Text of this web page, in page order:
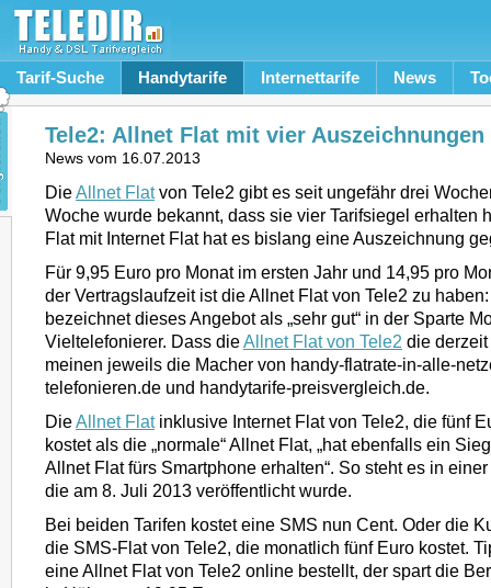
Tarif-Suche Handytarife Internettarife News
Tele2: Allnet Flat mit vier Auszeichnungen
News vom 16.07.2013
DieAllnet Flatvon Tele2 gibt es seit ungefähr drei
Woche wurde bekannt, dass sie vier Tarifsiegel erhalten
Flat mit Internet Flat hat es bislang eine Auszeichnung
Für 9,95 Euro pro Monat im ersten Jahr und 14,95 pro
der Vertragslaufzeit ist die Allnet Flat von Tele2 zu
bezeichnet dieses Angebot als „sehr gut“ in der Sparte
Vieltelefonierer. Dass dieAllnet Flat von Tele2 die
meinen jeweils die Macher von handy-flatrate-in-alle-
telefonieren.de und handytarife-preisvergleich.de.
DieAllnet Flatinklusive Internet Flat von Tele2, die fünf
kostet als die „normale“ Allnet Flat, „hat ebenfalls ein
Allnet Flat fürs Smartphone erhalten“. So steht es in
die am 8. Juli 2013 veröffentlicht wurde.
Bei beiden Tarifen kostet eine SMS nun Cent. Oder die
die SMS-Flat von Tele2, die monatlich fünf Euro kostet.
eine Allnet Flat von Tele2 online bestellt, der spart die